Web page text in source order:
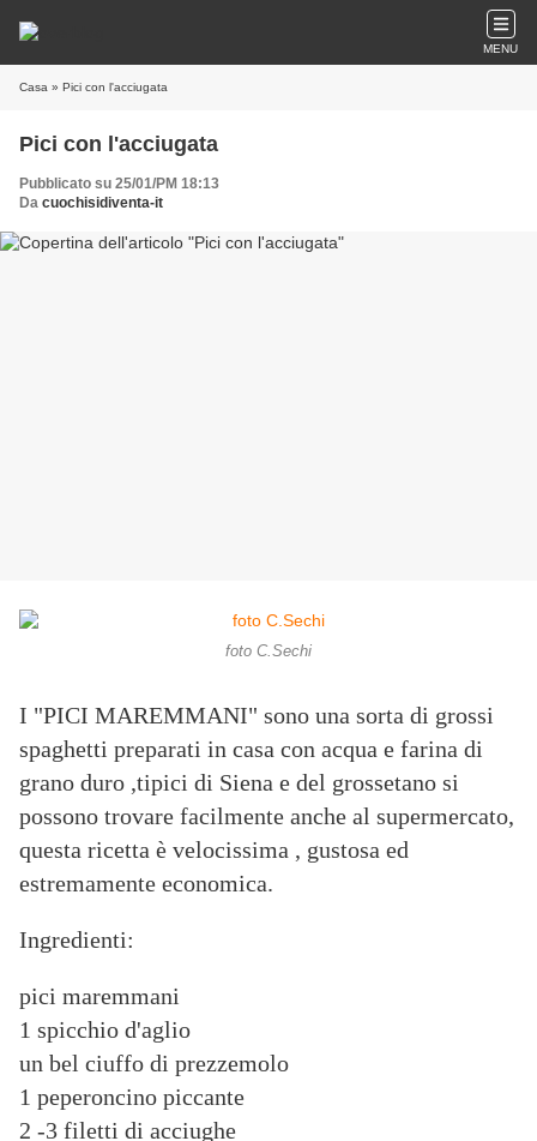
MENU
Casa » Pici con l'acciugata
Pici con l'acciugata
Pubblicato su 25/01/PM 18:13
Da cuochisidiventa-it
foto C.Sechi
I "PICI MAREMMANI" sono una sorta di grossi
spaghetti preparati in casa con acqua e farina di
grano duro ,tipici di Siena e del grossetano si
possono trovare facilmente anche al supermercato,
questa ricetta è velocissima , gustosa ed
estremamente economica.
Ingredienti:
pici maremmani
1 spicchio d'aglio
un bel ciuffo di prezzemolo
1 peperoncino piccante
2 -3 filetti di acciughe